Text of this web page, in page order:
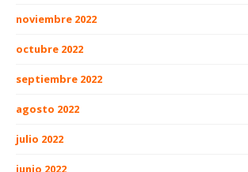
noviembre 2022
octubre 2022
septiembre 2022
agosto 2022
julio 2022
junio 2022